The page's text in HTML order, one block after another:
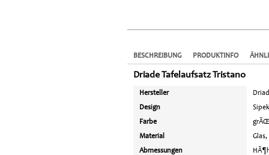
BESCHREIBUNG PRODUKTINFO
Driade Tafelaufsatz Tristano
Hersteller
Design
Farbe
Material
Abmessungen